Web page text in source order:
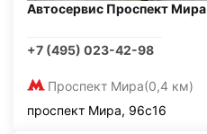
Автосервис Проспект Мира
+7 (495) 023-42-98
Проспект Мира(0,4 км)
проспект Мира, 96с16